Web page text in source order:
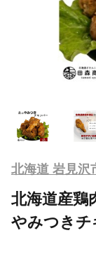
北海道 岩見沢
北海道産鶏
やみつきチ